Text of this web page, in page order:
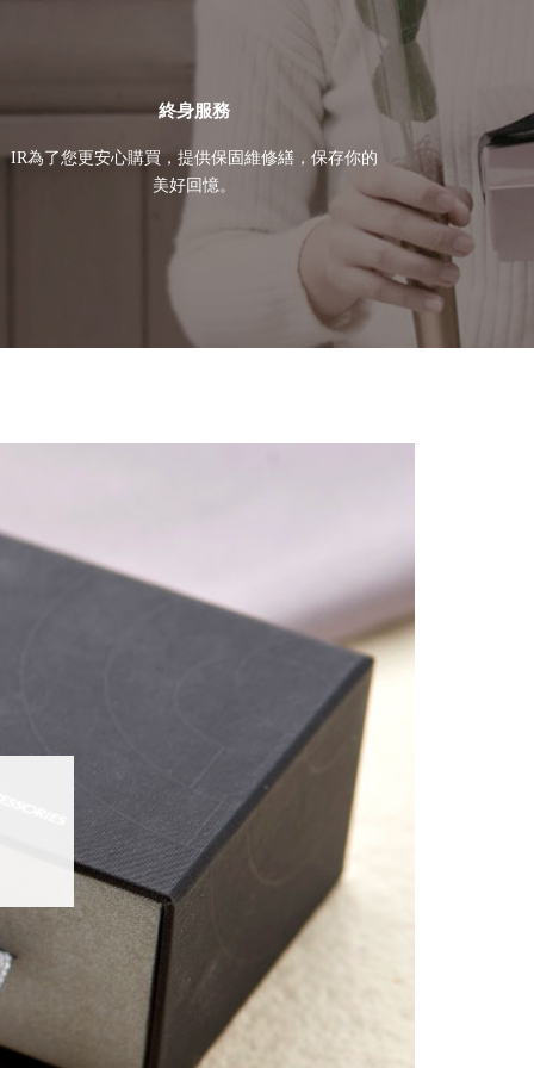
終身服務
IR為了您更安心購買，提供保固維修繕，保存你的
美好回憶。